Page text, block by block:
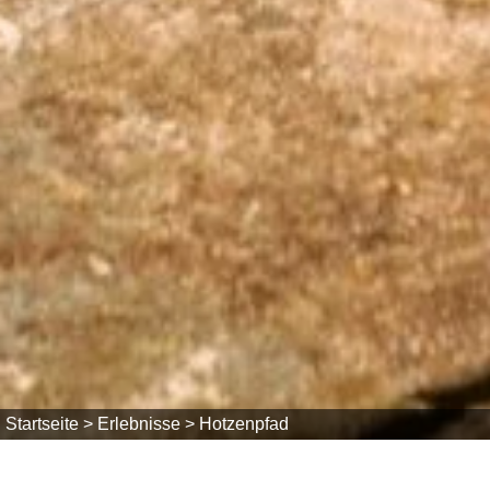
Startseite > Erlebnisse > Hotzenpfad